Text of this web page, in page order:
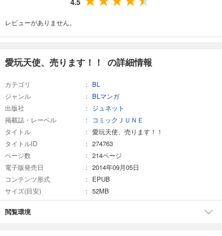
レビューがありません。
愛玩天使、売ります！！ の詳細情報
カテゴリ
BL
ジャンル
BLマンガ
出版社
ジュネット
掲載誌・レーベル
コミックＪＵＮＥ
タイトル
愛玩天使、売ります！！
タイトルID
274763
ページ数
214ページ
電子版発売日
2014年09月05日
コンテンツ形式
EPUB
サイズ(目安)
52MB
閲覧環境